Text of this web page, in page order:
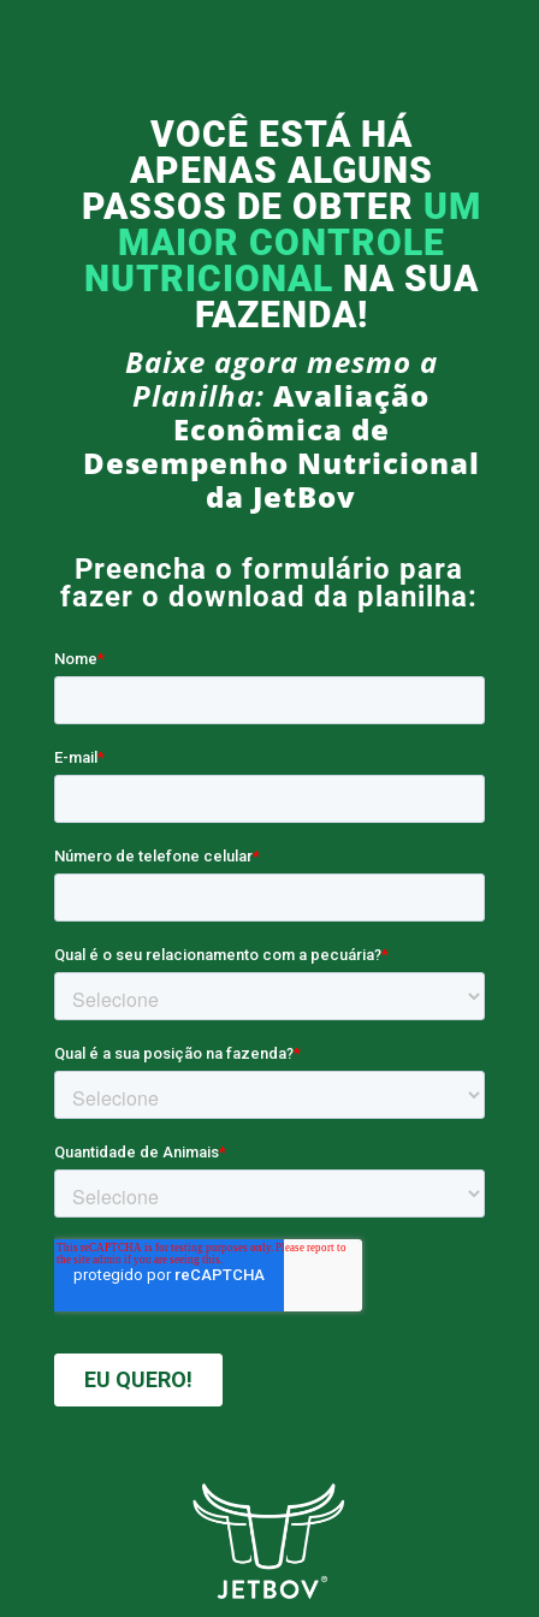
VOCÊ ESTÁ HÁ
APENAS ALGUNS
PASSOS DE OBTER UM
MAIOR CONTROLE
NUTRICIONAL NA SUA
FAZENDA!
Baixe agora mesmo a
Planilha: Avaliação
Econômica de
Desempenho Nutricional
da JetBov
Preencha o formulário para
fazer o download da planilha: